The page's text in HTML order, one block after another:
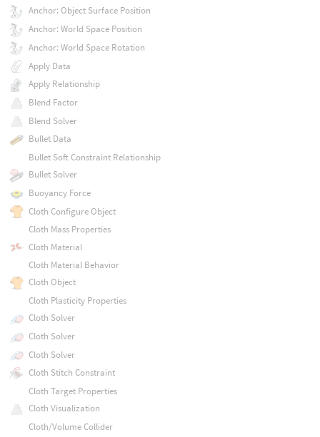
Anchor: Object Surface Position
Anchor: World Space Position
Anchor: World Space Rotation
Apply Data
Apply Relationship
Blend Factor
Blend Solver
Bullet Data
Bullet Soft Constraint Relationship
Bullet Solver
Buoyancy Force
Cloth Configure Object
Cloth Mass Properties
Cloth Material
Cloth Material Behavior
Cloth Object
Cloth Plasticity Properties
Cloth Solver
Cloth Solver
Cloth Solver
Cloth Stitch Constraint
Cloth Target Properties
Cloth Visualization
Cloth/Volume Collider